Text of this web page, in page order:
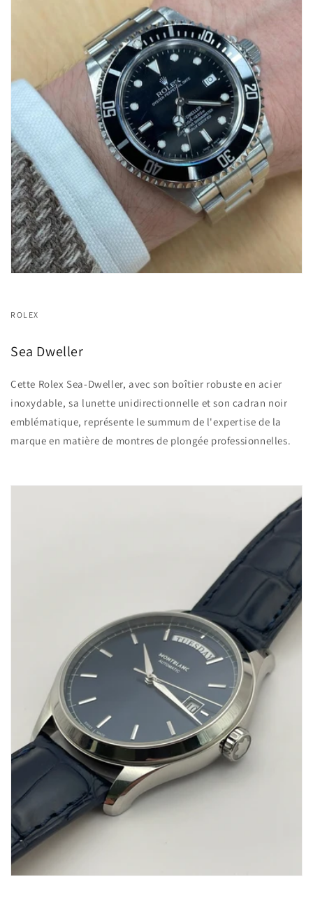
ROLEX
Sea Dweller
Cette Rolex Sea-Dweller, avec son boîtier robuste en acier
inoxydable, sa lunette unidirectionnelle et son cadran noir
emblématique, représente le summum de l'expertise de la
marque en matière de montres de plongée professionnelles.